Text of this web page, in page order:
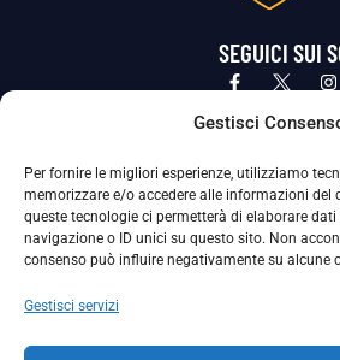
Gestisci
Per fornire le migliori esperienze, utilizziamo
memorizzare e/o accedere alle informazioni del
queste tecnologie ci permetterà di elaborare
navigazione o ID unici su questo sito. Non
consenso può influire negativamente su alcune
Gestisci servizi
SEGUICI SUI
Privacy Policy Cookie Policy
La Società ha nominato il Responsabile della Protezione dei Dati Personali
adottate dalla nostra Società per tutelare i Suoi
Per contattare il DPO può scrivere a